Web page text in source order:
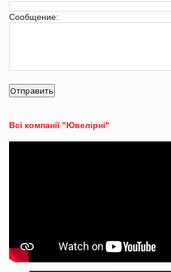
Сообщение:
Всі компанії "Ювелірні"